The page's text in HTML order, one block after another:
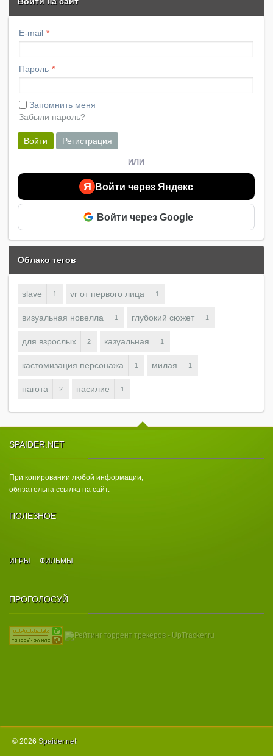
E-mail
Пароль
Запомнить меня
Забыли пароль?
Войти Регистрация
ИЛИ
Я Войти через Яндекс
Войти через Google
Облако тегов
slave 1 vr от первого лица 1
визуальная новелла 1 глубокий сюжет 1
для взрослых 2 казуальная 1
кастомизация персонажа 1 милая 1
нагота 2 насилие 1
SPAIDER.NET
При копировании любой информации,
обязательна ссылка на сайт.
ПОЛЕЗНОЕ
ИГРЫ ФИЛЬМЫ
ПРОГОЛОСУЙ
© 2026 Spаider.net